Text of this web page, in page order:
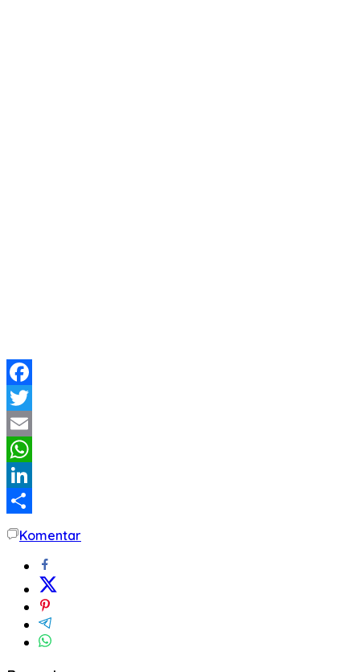
Facebook
Twitter
Email
WhatsApp
LinkedIn
ShareKomentar